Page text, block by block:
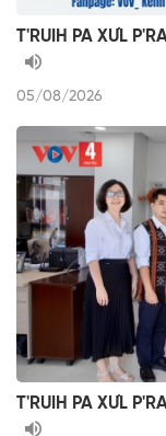
T'RUIH PA XƯL
05/08/2026
T'RUIH PA XƯL